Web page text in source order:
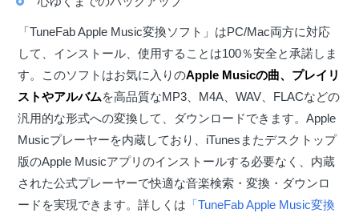
「TuneFab Apple Music変換ソフト」はPC/Mac両方に対応
して、インストール、使用することは100％安全と承諾しま
す。このソフトはお気に入りのApple Musicの曲、プレイリ
ストやアルバムを高品質なMP3、M4A、WAV、FLACなどの
汎用的な形式への変換して、ダウンロードできます。Apple
Musicプレーヤーを内蔵しており、iTunesまたデスクトップ
版のApple Musicアプリのインストールする必要なく、内蔵
された公式プレーヤーで快適な音楽検索・変換・ダウンロ
ードを実現できます。詳しくは 「TuneFab Apple Music変換